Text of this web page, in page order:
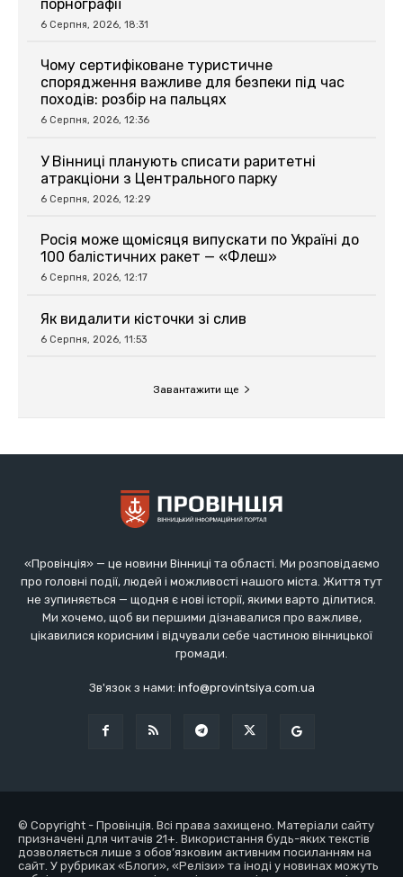
«Провінція» — це новини Вінниці та області. Ми розповідаємо
про головні події, людей і можливості нашого міста. Життя тут
не зупиняється — щодня є нові історії, якими варто ділитися.
Ми хочемо, щоб ви першими дізнавалися про важливе,
цікавилися корисним і відчували себе частиною вінницької
громади.
Зв'язок з нами: info@provintsiya.com.ua
© Copyright - Провінція. Всі права захищено. Матеріали сайту
призначені для читачів 21+. Використання будь-яких текстів
дозволяється лише з обов’язковим активним посиланням на
сайт. У рубриках «Блоги», «Релізи» та іноді у новинах можуть